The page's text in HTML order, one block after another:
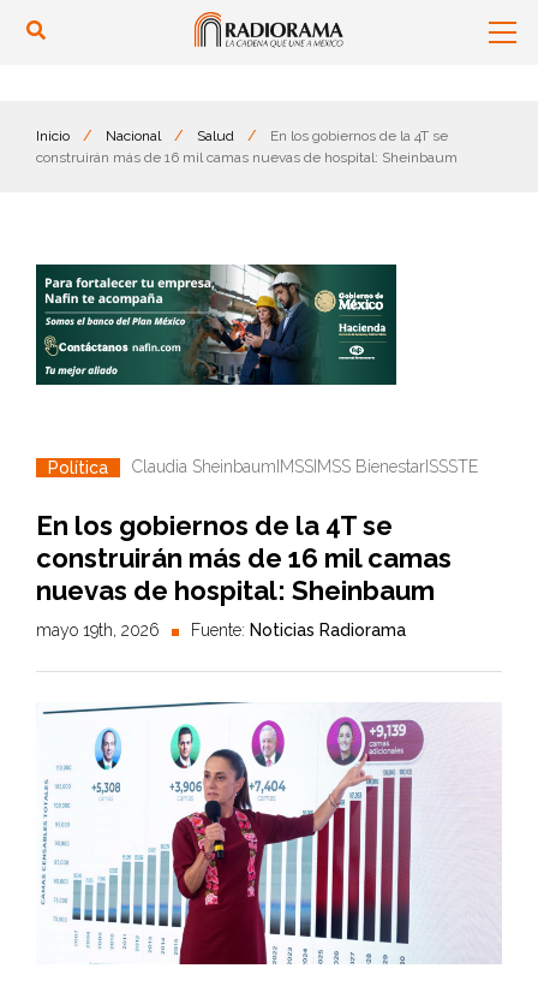
Inicio / Nacional / Salud /
En los gobiernos de la 4T se
construirán más de 16 mil camas nuevas de hospital: Sheinbaum
Política Claudia Sheinbaum IMSS IMSS Bienestar ISSSTE
En los gobiernos de la 4T se
construirán más de 16 mil camas
nuevas de hospital: Sheinbaum
mayo 19th, 2026 Fuente: Noticias Radiorama